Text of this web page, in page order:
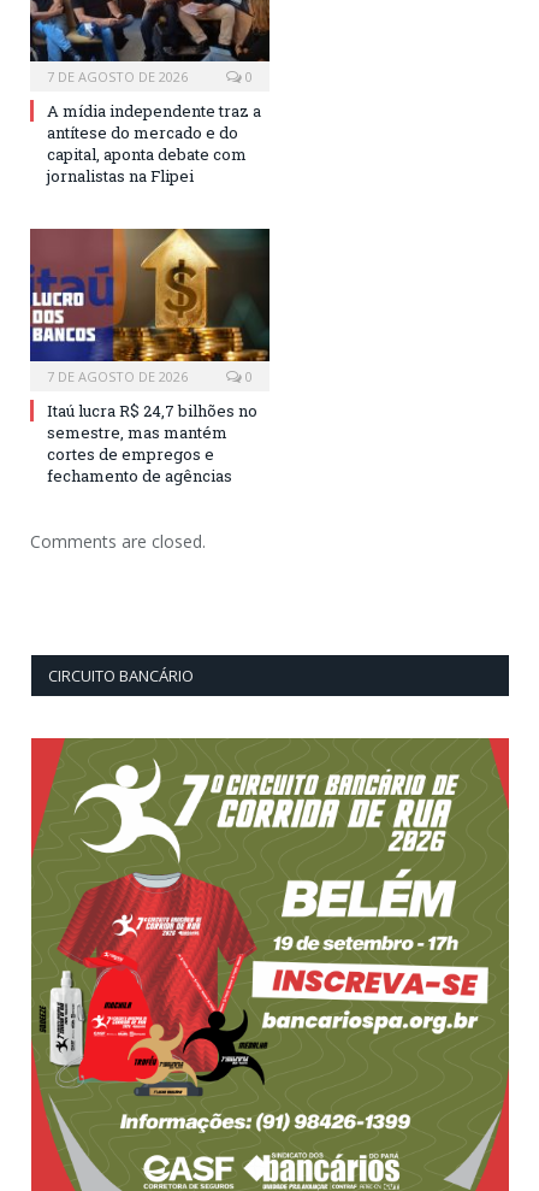
7 DE AGOSTO DE 2026 0
A mídia independente traz a
antítese do mercado e do
capital, aponta debate com
jornalistas na Flipei
7 DE AGOSTO DE 2026 0
Itaú lucra R$ 24,7 bilhões no
semestre, mas mantém
cortes de empregos e
fechamento de agências
Comments are closed.
CIRCUITO BANCÁRIO